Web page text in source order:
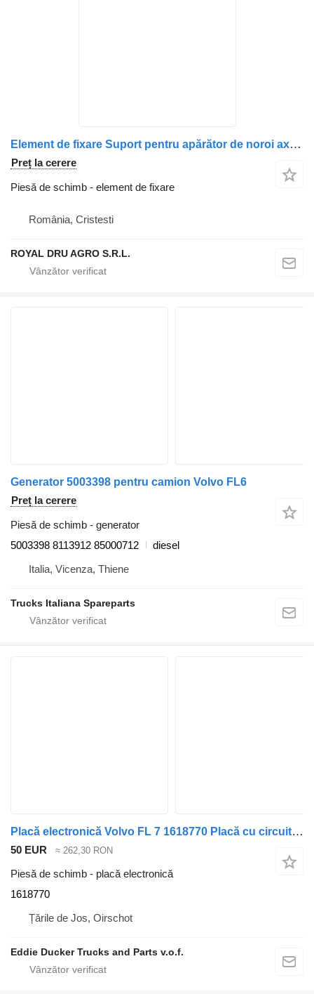
Element de fixare Suport pentru apărător de noroi axa față/spate dreapta pentru camion Volvo V606 FL614
Preț la cerere
Piesă de schimb - element de fixare
România, Cristesti
ROYAL DRU AGRO S.R.L.
Generator 5003398 pentru camion Volvo FL6
Preț la cerere
Piesă de schimb - generator
5003398 8113912 85000712
diesel
Italia, Vicenza, Thiene
Trucks Italiana Spareparts
Placă electronică Volvo FL 7 1618770 Placă cu circuite imprimate pentru camion Volvo FL 7
50 EUR ≈ 262,30 RON
Piesă de schimb - placă electronică
1618770
Țările de Jos, Oirschot
Eddie Ducker Trucks and Parts v.o.f.